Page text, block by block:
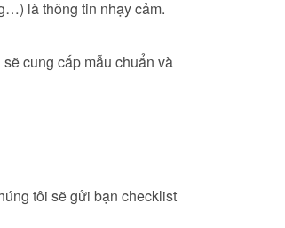
là thông tin nhạy cảm.
cung cấp mẫu chuẩn và
tôi sẽ gửi bạn checklist